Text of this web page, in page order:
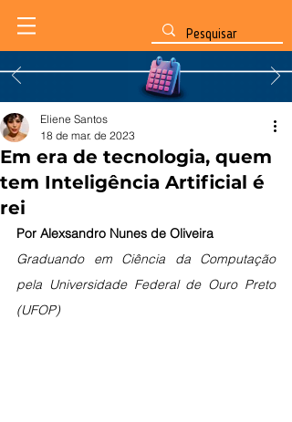
Em era de tecnologia, quem
tem Inteligência Artificial é
rei
Eliene Santos
18 de mar. de 2023
Por Alexsandro Nunes de Oliveira
Graduando em Ciência da Computação
pela Universidade Federal de Ouro Preto
(UFOP)